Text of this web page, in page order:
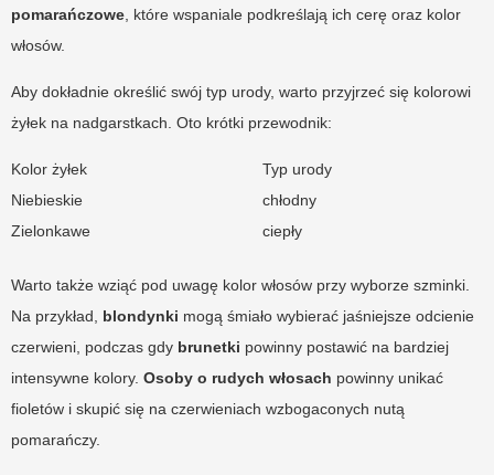
pomarańczowe , które wspaniale podkreślają ich cerę oraz kolor
włosów.
Aby dokładnie określić swój typ urody, warto przyjrzeć się kolorowi
żyłek na nadgarstkach. Oto krótki przewodnik:
Kolor żyłek
Typ urody
Niebieskie
chłodny
Zielonkawe
ciepły
Warto także wziąć pod uwagę kolor włosów przy wyborze szminki.
Na przykład, blondynki mogą śmiało wybierać jaśniejsze odcienie
czerwieni, podczas gdy brunetki powinny postawić na bardziej
intensywne kolory. Osoby o rudych włosach powinny unikać
fioletów i skupić się na czerwieniach wzbogaconych nutą
pomarańczy.